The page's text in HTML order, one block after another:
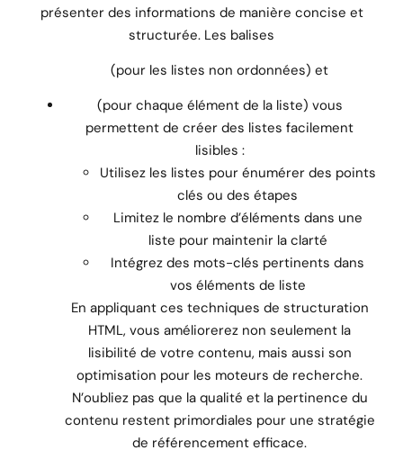
présenter des informations de manière concise et
structurée. Les balises
(pour les listes non ordonnées) et
(pour chaque élément de la liste) vous
permettent de créer des listes facilement
lisibles :
Utilisez les listes pour énumérer des points
clés ou des étapes
Limitez le nombre d’éléments dans une
liste pour maintenir la clarté
Intégrez des mots-clés pertinents dans
vos éléments de liste
En appliquant ces techniques de structuration
HTML, vous améliorerez non seulement la
lisibilité de votre contenu, mais aussi son
optimisation pour les moteurs de recherche.
N’oubliez pas que la qualité et la pertinence du
contenu restent primordiales pour une stratégie
de référencement efficace.